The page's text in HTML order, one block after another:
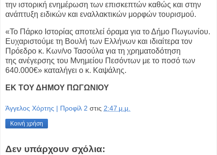
την ιστορική ενημέρωση των επισκεπτών καθώς και στην
ανάπτυξη ειδικών και εναλλακτικών μορφών τουρισμού.
«Το Πάρκο Ιστορίας αποτελεί όραμα για το Δήμο Πωγωνίου.
Ευχαριστούμε τη Βουλή των Ελλήνων και ιδιαίτερα τον
Πρόεδρο κ. Κων/νο Τασούλα για τη χρηματοδότηση
της ανέγερσης του Μνημείου Πεσόντων με το ποσό των
640.000€» καταλήγει ο κ. Καψάλης.
ΕΚ ΤΟΥ ΔΗΜΟΥ ΠΩΓΩΝΙΟΥ
Άγγελος Χόρτης | Προφίλ 2 στις 2:47 μ.μ.
Κοινή χρήση
Δεν υπάρχουν σχόλια: